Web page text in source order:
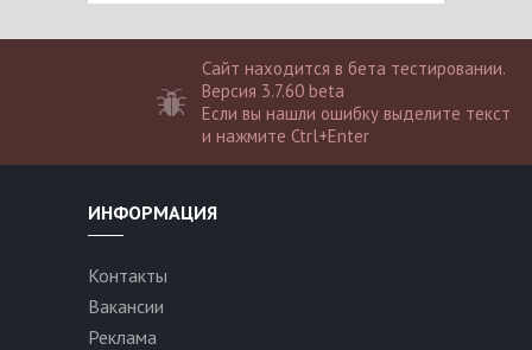
Сайт находится в бета тестировании.
Версия 3.7.60 beta
Если вы нашли ошибку выделите текст
и нажмите Ctrl+Enter
ИНФОРМАЦИЯ
Контакты
Вакансии
Реклама